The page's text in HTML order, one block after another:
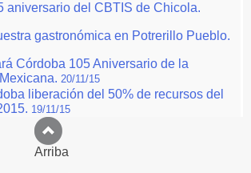
aniversario del CBTIS de Chicola.
gastronómica en Potrerillo Pueblo.
Córdoba 105 Aniversario de la
20/11/15
liberación del 50% de recursos del
19/11/15
Arriba